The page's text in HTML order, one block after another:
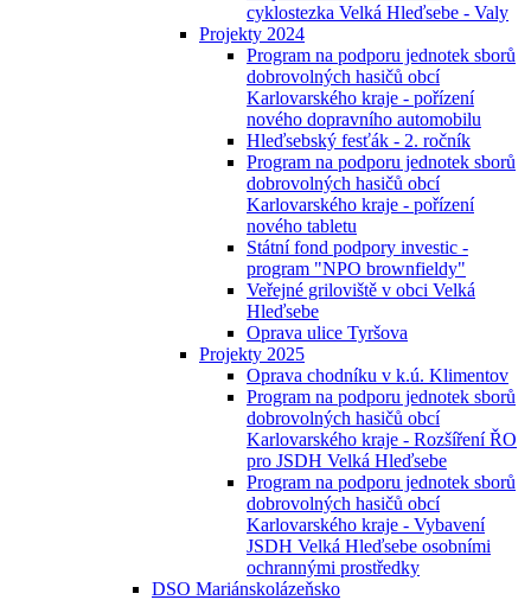
cyklostezka Velká Hleďsebe - Valy
Projekty 2024
Program na podporu jednotek sborů
dobrovolných hasičů obcí
Karlovarského kraje - pořízení
nového dopravního automobilu
Hleďsebský fesťák - 2. ročník
Program na podporu jednotek sborů
dobrovolných hasičů obcí
Karlovarského kraje - pořízení
nového tabletu
Státní fond podpory investic -
program "NPO brownfieldy"
Veřejné griloviště v obci Velká
Hleďsebe
Oprava ulice Tyršova
Projekty 2025
Oprava chodníku v k.ú. Klimentov
Program na podporu jednotek sborů
dobrovolných hasičů obcí
Karlovarského kraje - Rozšíření ŘO
pro JSDH Velká Hleďsebe
Program na podporu jednotek sborů
dobrovolných hasičů obcí
Karlovarského kraje - Vybavení
JSDH Velká Hleďsebe osobními
ochrannými prostředky
DSO Mariánskolázeňsko